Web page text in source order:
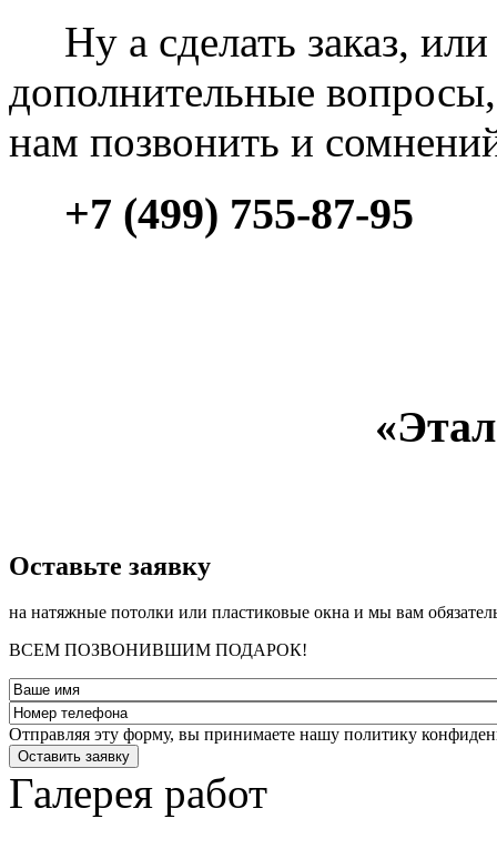
Ну а сделать заказ, или
дополнительные вопросы,
нам позвонить и
+7 (499) 755-87-95
­Оставьте заявку
на натяжные потолки или пластиковые окна и мы вам
ВСЕМ ПОЗВОНИВШИМ ПОДАРОК!
Отправляя эту форму, вы принимаете нашу политику
Оставить заявку
Галерея работ